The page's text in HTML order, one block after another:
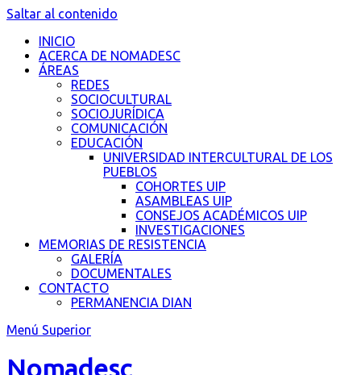
Saltar al contenido
INICIO
ACERCA DE NOMADESC
ÁREAS
REDES
SOCIOCULTURAL
SOCIOJURÍDICA
COMUNICACIÓN
EDUCACIÓN
UNIVERSIDAD INTERCULTURAL DE LOS
PUEBLOS
COHORTES UIP
ASAMBLEAS UIP
CONSEJOS ACADÉMICOS UIP
INVESTIGACIONES
MEMORIAS DE RESISTENCIA
GALERÍA
DOCUMENTALES
CONTACTO
PERMANENCIA DIAN
Menú Superior
Nomadesc